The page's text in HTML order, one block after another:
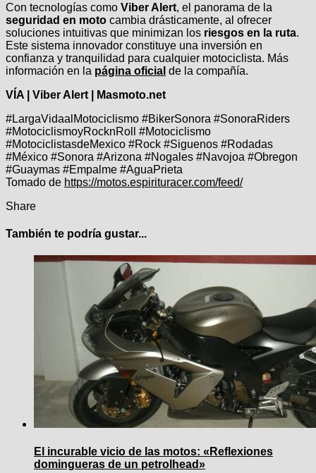
Con tecnologías como Viber Alert, el panorama de la
seguridad en moto cambia drásticamente, al ofrecer
soluciones intuitivas que minimizan los riesgos en la ruta.
Este sistema innovador constituye una inversión en
confianza y tranquilidad para cualquier motociclista. Más
información en la página oficial de la compañía.
VÍA | Viber Alert | Masmoto.net
#LargaVidaalMotociclismo #BikerSonora #SonoraRiders
#MotociclismoyRocknRoll #Motociclismo
#MotociclistasdeMexico #Rock #Siguenos #Rodadas
#México #Sonora #Arizona #Nogales #Navojoa #Obregon
#Guaymas #Empalme #AguaPrieta
Tomado de https://motos.espirituracer.com/feed/
Share
También te podría gustar...
El incurable vicio de las motos: «Reflexiones
domingueras de un petrolhead»